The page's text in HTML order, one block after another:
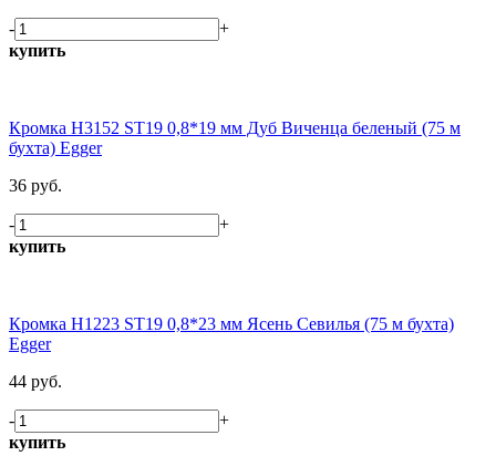
-
+
купить
Кромка H3152 ST19 0,8*19 мм Дуб Виченца беленый (75 м
бухта) Egger
36 руб.
-
+
купить
Кромка H1223 ST19 0,8*23 мм Ясень Севилья (75 м бухта)
Egger
44 руб.
-
+
купить